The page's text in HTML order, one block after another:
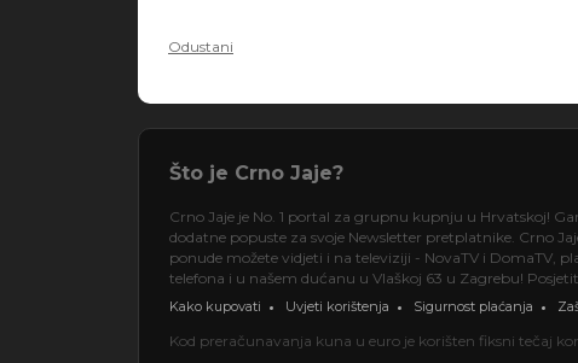
Odustani
Što je Crno Jaje?
Crno Jaje je No. 1 portal za grupnu kupnju u Hrvatskoj!
dodatne popuste za svoje Newsletter pretplatnike. Crno
ponude možete vidjeti i na televiziji - NovaTV i DomaTV,
telefona i u našem dućanu u Vlaškoj 63 u Zagrebu!
Kako kupovati Uvjeti korištenja Sigurnost plaćanja
Kod preračunavanja kuna u euro je korišten fiksni tečaj